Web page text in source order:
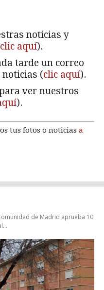
noticias y
clic aquí).
tarde un correo
(clic aquí).
ver nuestros
).
tus fotos o noticias a